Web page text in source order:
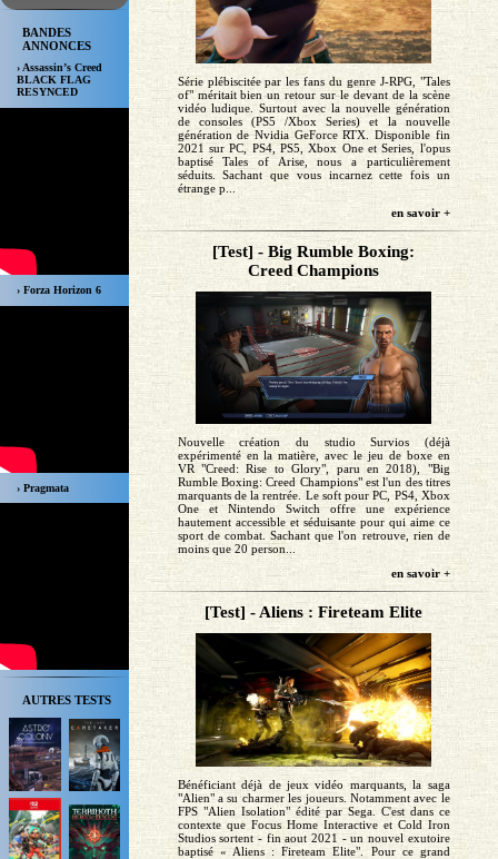
BANDES
ANNONCES
› Assassin’s Creed
BLACK FLAG
RESYNCED
› Forza Horizon 6
› Pragmata
AUTRES TESTS
Série plébiscitée par les fans du genre J-RPG, "Tales
of" méritait bien un retour sur le devant de la scène
vidéo ludique. Surtout avec la nouvelle génération
de consoles (PS5 /Xbox Series) et la nouvelle
génération de Nvidia GeForce RTX. Disponible fin
2021 sur PC, PS4, PS5, Xbox One et Series, l'opus
baptisé Tales of Arise, nous a particulièrement
séduits. Sachant que vous incarnez cette fois un
étrange p...
en savoir +
[Test] - Big Rumble Boxing:
Creed Champions
Nouvelle création du studio Survios (déjà
expérimenté en la matière, avec le jeu de boxe en
VR "Creed: Rise to Glory", paru en 2018), "Big
Rumble Boxing: Creed Champions" est l'un des titres
marquants de la rentrée. Le soft pour PC, PS4, Xbox
One et Nintendo Switch offre une expérience
hautement accessible et séduisante pour qui aime ce
sport de combat. Sachant que l'on retrouve, rien de
moins que 20 person...
en savoir +
[Test] - Aliens : Fireteam Elite
Bénéficiant déjà de jeux vidéo marquants, la saga
"Alien" a su charmer les joueurs. Notamment avec le
FPS "Alien Isolation" édité par Sega. C'est dans ce
contexte que Focus Home Interactive et Cold Iron
Studios sortent - fin aout 2021 - un nouvel exutoire
baptisé « Aliens : Fireteam Elite". Pour ce grand